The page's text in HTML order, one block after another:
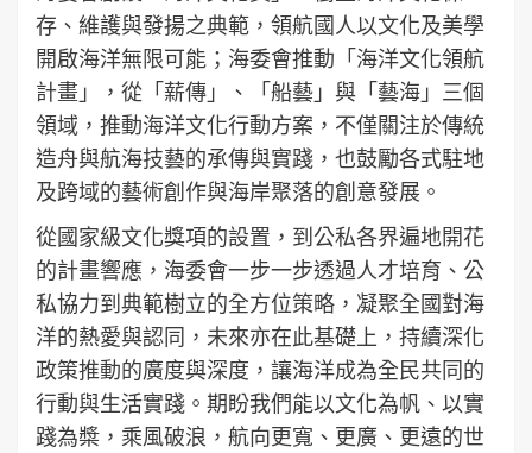
存、維護與發揚之典範，領航國人以文化及美學
開啟海洋無限可能；海委會推動「海洋文化領航
計畫」，從「薪傳」、「船藝」與「藝海」三個
領域，推動海洋文化行動方案，不僅關注於傳統
造舟與航海技藝的承傳與實踐，也鼓勵各式駐地
及跨域的藝術創作與海岸聚落的創意發展。
從國家級文化獎項的設置，到公私各界遍地開花
的計畫響應，海委會一步一步透過人才培育、公
私協力到典範樹立的全方位策略，凝聚全國對海
洋的熱愛與認同，未來亦在此基礎上，持續深化
政策推動的廣度與深度，讓海洋成為全民共同的
行動與生活實踐。期盼我們能以文化為帆、以實
踐為槳，乘風破浪，航向更寬、更廣、更遠的世